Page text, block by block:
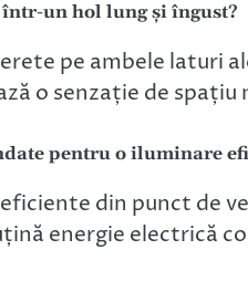
un hol lung și îngust?
pe ambele laturi
o senzație de spațiu
pentru o iluminare
eficiente din punct de
energie electrică